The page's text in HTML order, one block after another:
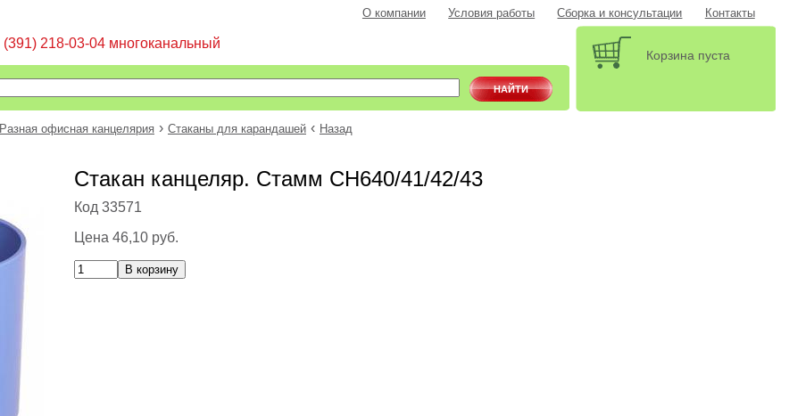
О компании Условия работы Сборка и консультации Контакты
(391) 218-03-04 многоканальный
Корзина пуста
Разная офисная канцелярия › Стаканы для карандашей ‹ Назад
Стакан канцеляр. Стамм СН640/41/42/43
Код 33571
Цена 46,10 руб.